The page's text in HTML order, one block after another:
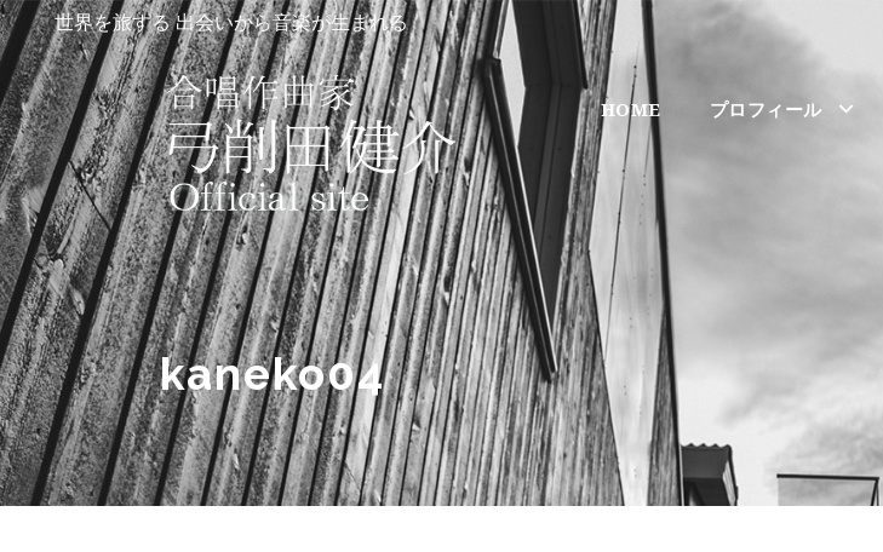
世界を旅する 出会いから音楽が生まれる
HOME プロフィール
kaneko04